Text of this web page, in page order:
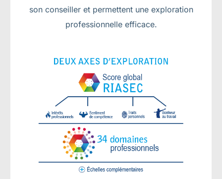
son conseiller et permettent une exploration
professionnelle efficace.